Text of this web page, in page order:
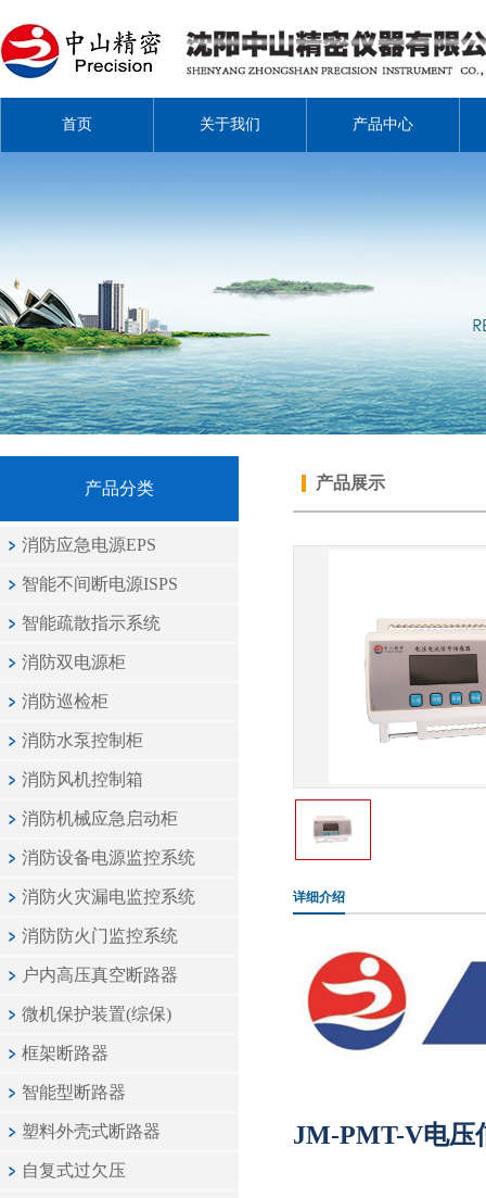
首页 关于我们 产品中心
产品分类
消防应急电源EPS
智能不间断电源ISPS
智能疏散指示系统
消防双电源柜
消防巡检柜
消防水泵控制柜
消防风机控制箱
消防机械应急启动柜
消防设备电源监控系统
消防火灾漏电监控系统
消防防火门监控系统
户内高压真空断路器
微机保护装置(综保)
框架断路器
智能型断路器
塑料外壳式断路器
自复式过欠压
产品展示
详细介绍
JM-PMT-V电压